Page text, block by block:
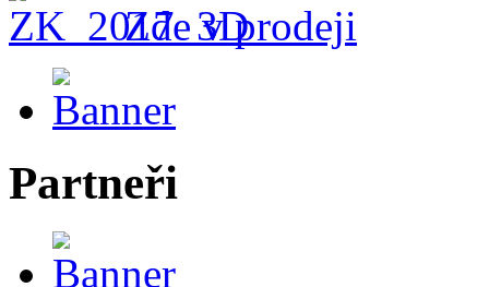
Zde v prodeji
Partneři